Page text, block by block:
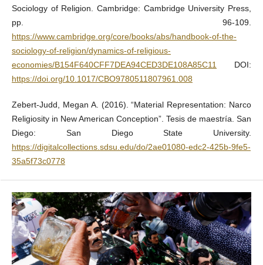
Sociology of Religion. Cambridge: Cambridge University Press,
pp. 96-109.
https://www.cambridge.org/core/books/abs/handbook-of-the-
sociology-of-religion/dynamics-of-religious-
economies/B154F640CFF7DEA94CED3DE108A85C11DOI:
https://doi.org/10.1017/CBO9780511807961.008
Zebert-Judd, Megan A. (2016). “Material Representation: Narco
Religiosity in New American Conception”. Tesis de maestría. San
Diego: San Diego State University.
https://digitalcollections.sdsu.edu/do/2ae01080-edc2-425b-9fe5-
35a5f73c0778